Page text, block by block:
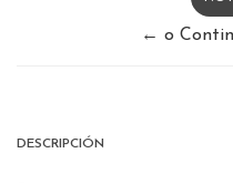
← o
DESCRIPCIÓN